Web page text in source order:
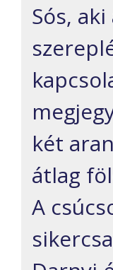
Sós,
két
átlag
A